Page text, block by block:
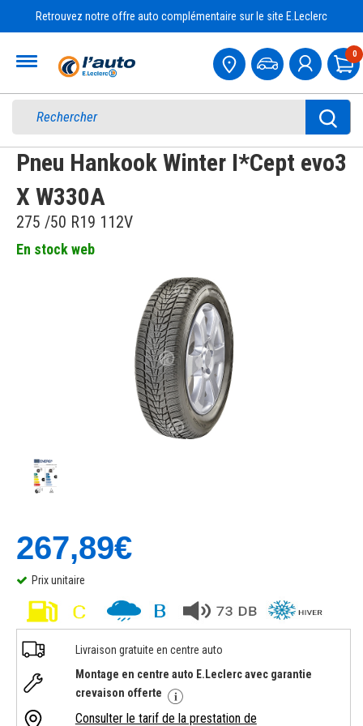
Retrouvez notre offre auto complémentaire sur le site E.Leclerc
0
Pneu Hankook Winter I*Cept evo3
X W330A
275 /50 R19 112V
En stock web
267,89€
Prix unitaire
Livraison gratuite en centre auto
Montage en centre auto E.Leclerc avec garantie
crevaison offerte
Consulter le tarif de la prestation de